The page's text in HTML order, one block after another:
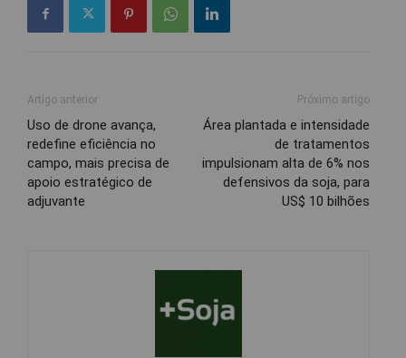
Artigo anterior
Uso de drone avança,
redefine eficiência no
campo, mais precisa de
apoio estratégico de
adjuvante
Próximo artigo
Área plantada e intensidade
de tratamentos
impulsionam alta de 6% nos
defensivos da soja, para
US$ 10 bilhões